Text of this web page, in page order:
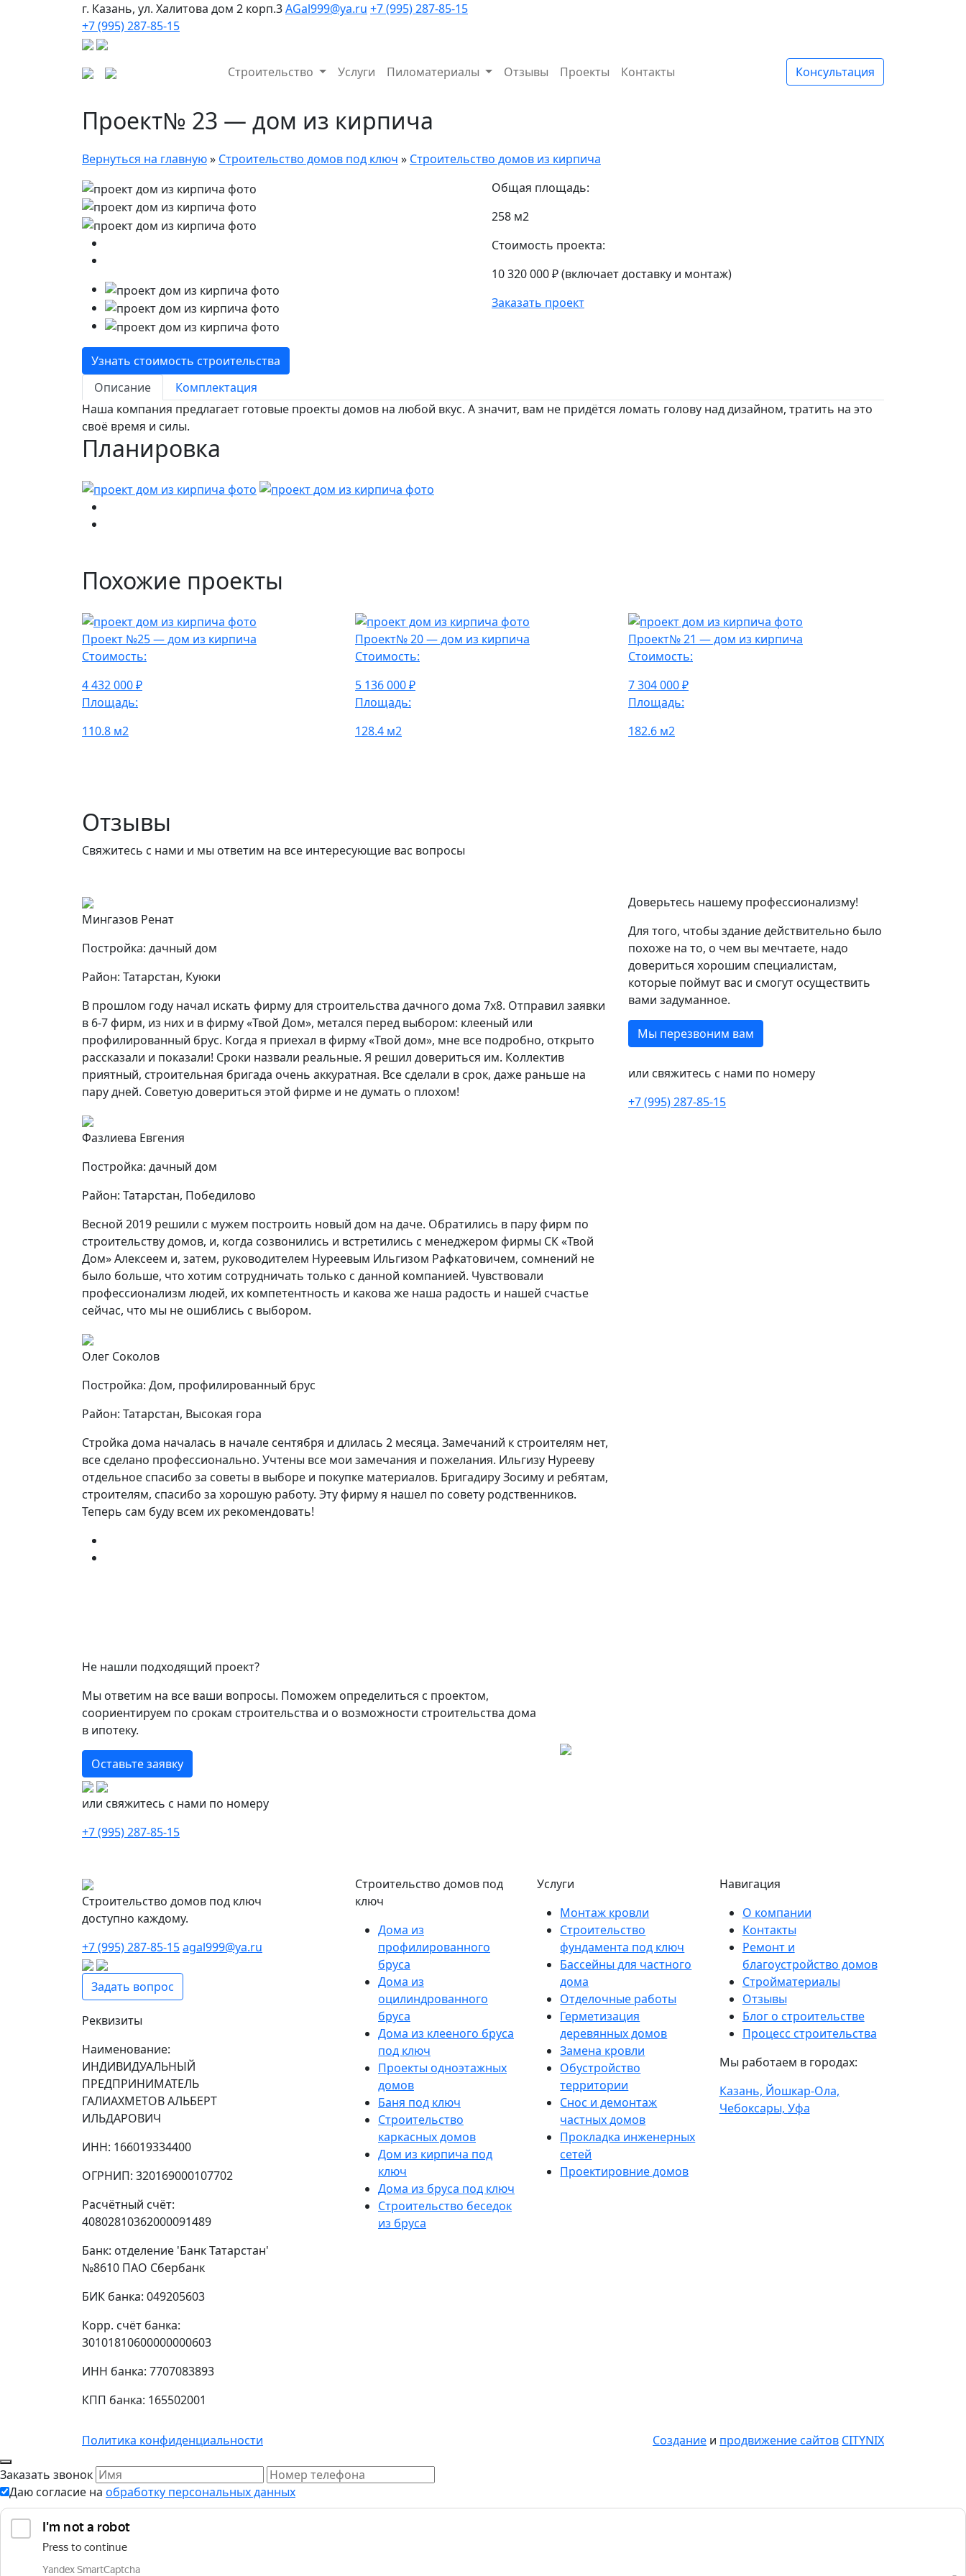
г. Казань, ул. Халитова дом 2 корп.3AGal999@ya.ru +7 (995) 287-85-15
+7 (995) 287-85-15
Строительство Услуги Пиломатериалы Отзывы Проекты Контакты Консультация
Проект№ 23 — дом из кирпича
Вернуться на главную» Строительство домов под ключ » Строительство домов из кирпича
Узнать стоимость строительства
Общая площадь:
258 м2
Стоимость проекта:
10 320 000 ₽(включает доставку и монтаж)
Заказать проект
Описание
Комплектация
Наша компания предлагает готовые проекты домов на любой вкус. А значит, вам не придётся ломать голову над дизайном, тратить на это
своё время и силы.
Планировка
Похожие проекты
Проект №25 — дом из кирпича
Стоимость:
4 432 000 ₽
Площадь:
110.8 м2
Проект№ 20 — дом из кирпича
Стоимость:
5 136 000 ₽
Площадь:
128.4 м2
Проект№ 21 — дом из кирпича
Стоимость:
7 304 000 ₽
Площадь:
182.6 м2
Отзывы
Свяжитесь с нами и мы ответим на все интересующие вас вопросы
Мингазов Ренат
Постройка: дачный дом
Район: Татарстан, Куюки
В прошлом году начал искать фирму для строительства дачного дома 7х8. Отправил заявки
в 6-7 фирм, из них и в фирму «Твой Дом», метался перед выбором: клееный или
профилированный брус. Когда я приехал в фирму «Твой дом», мне все подробно, открыто
рассказали и показали! Сроки назвали реальные. Я решил довериться им. Коллектив
приятный, строительная бригада очень аккуратная. Все сделали в срок, даже раньше на
пару дней. Советую довериться этой фирме и не думать о плохом!
Фазлиева Евгения
Постройка: дачный дом
Район: Татарстан, Победилово
Весной 2019 решили с мужем построить новый дом на даче. Обратились в пару фирм по
строительству домов, и, когда созвонились и встретились с менеджером фирмы СК «Твой
Дом» Алексеем и, затем, руководителем Нуреевым Ильгизом Рафкатовичем, сомнений не
было больше, что хотим сотрудничать только с данной компанией. Чувствовали
профессионализм людей, их компетентность и какова же наша радость и нашей счастье
сейчас, что мы не ошиблись с выбором.
Олег Соколов
Постройка: Дом, профилированный брус
Район: Татарстан, Высокая гора
Стройка дома началась в начале сентября и длилась 2 месяца. Замечаний к строителям нет,
все сделано профессионально. Учтены все мои замечания и пожелания. Ильгизу Нурееву
отдельное спасибо за советы в выборе и покупке материалов. Бригадиру Зосиму и ребятам,
строителям, спасибо за хорошую работу. Эту фирму я нашел по совету родственников.
Теперь сам буду всем их рекомендовать!
Доверьтесь нашему профессионализму!
Для того, чтобы здание действительно было
похоже на то, о чем вы мечтаете, надо
довериться хорошим специалистам,
которые поймут вас и смогут осуществить
вами задуманное.
Мы перезвоним вам
или свяжитесь с нами по номеру
+7 (995) 287-85-15
Не нашли подходящий проект?
Мы ответим на все ваши вопросы. Поможем определиться с проектом,
соориентируем по срокам строительства и о возможности строительства дома
в ипотеку.
Оставьте заявку
или свяжитесь с нами по номеру
+7 (995) 287-85-15
Строительство домов под ключ
доступно каждому.
+7 (995) 287-85-15agal999@ya.ru
Задать вопрос
Реквизиты
Наименование:
ИНДИВИДУАЛЬНЫЙ
ПРЕДПРИНИМАТЕЛЬ
ГАЛИАХМЕТОВ АЛЬБЕРТ
ИЛЬДАРОВИЧ
ИНН: 166019334400
ОГРНИП: 320169000107702
Расчётный счёт:
40802810362000091489
Банк: отделение 'Банк Татарстан'
№8610 ПАО Сбербанк
БИК банка: 049205603
Корр. счёт банка:
30101810600000000603
ИНН банка: 7707083893
КПП банка: 165502001
Строительство домов под
ключ
Дома из
профилированного
бруса
Дома из
оцилиндрованного
бруса
Дома из клееного бруса
под ключ
Проекты одноэтажных
домов
Баня под ключ
Строительство
каркасных домов
Дом из кирпича под
ключ
Дома из бруса под ключ
Строительство беседок
из бруса
Услуги
Монтаж кровли
Строительство
фундамента под ключ
Бассейны для частного
дома
Отделочные работы
Герметизация
деревянных домов
Замена кровли
Обустройство
территории
Снос и демонтаж
частных домов
Прокладка инженерных
сетей
Проектировние домов
Навигация
О компании
Контакты
Ремонт и
благоустройство домов
Стройматериалы
Отзывы
Блог о строительстве
Процесс строительства
Мы работаем в городах:
Казань, Йошкар-Ола,
Чебоксары, Уфа
Политика конфиденциальности Создание и продвижение сайтов CITYNIX
Заказать звонок
Даю согласие на обработку персональных данных